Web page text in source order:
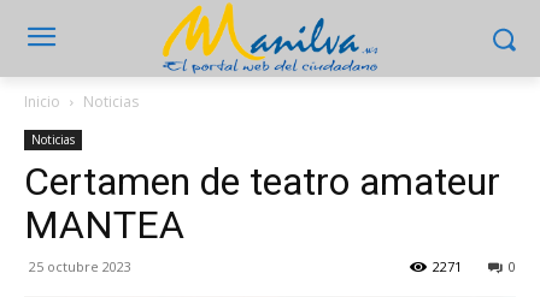
Inicio Noticias
Noticias
Certamen de teatro amateur
MANTEA
25 octubre 2023 0
2271